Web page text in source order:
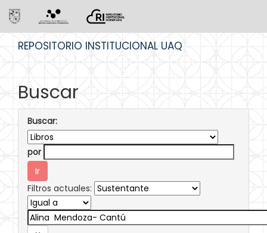
REPOSITORIO INSTITUCIONAL UAQ
Buscar
Buscar:
por
Filtros actuales: